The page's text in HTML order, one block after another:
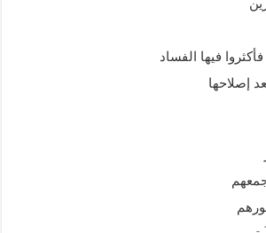
فيها الفساد
إصلاحها